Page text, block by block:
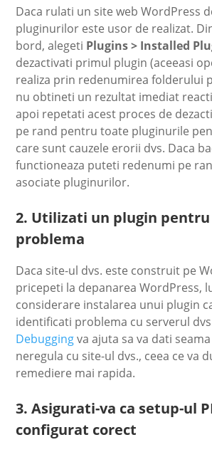
Daca rulati un site web WordPress
pluginurilor este usor de realizat.
bord, alegeti Plugins > Installed
dezactivati primul plugin (aceeasi
realiza prin redenumirea folderului
nu obtineti un rezultat imediat
apoi repetati acest proces de
pe rand pentru toate pluginurile
care sunt cauzele erorii dvs. Daca
functioneaza puteti redenumi pe
asociate pluginurilor.
2. Utilizati un plugin
problema
Daca site-ul dvs. este construit pe
pricepeti la depanarea WordPress,
considerare instalarea unui plugin
identificati problema cu serverul
Debuggingva ajuta sa va dati
neregula cu site-ul dvs., ceea ce va
remediere mai rapida.
3. Asigurati-va ca setup-ul
configurat corect